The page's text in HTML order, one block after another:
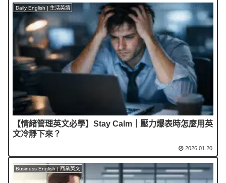
Daily English | 生活英語
【情緒管理英文必學】Stay Calm｜壓力爆表時怎麼用英
文冷靜下來？
2026.01.20
Business English | 商業英文